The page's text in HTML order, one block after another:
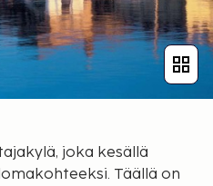
joka kesällä
Täällä on